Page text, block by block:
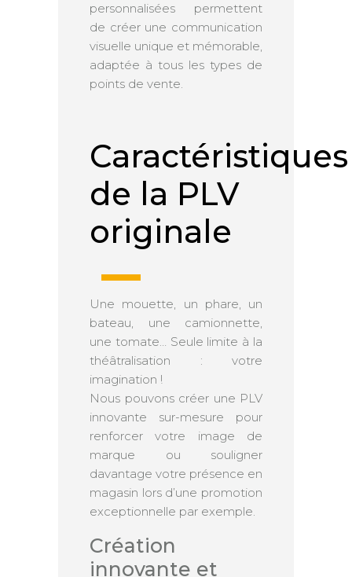
personnalisées permettent
de créer une communication
visuelle unique et mémorable,
adaptée à tous les types de
points de vente.
Caractéristiques
de la PLV
originale
Une mouette, un phare, un
bateau, une camionnette,
une tomate… Seule limite à la
théâtralisation : votre
imagination !
Nous pouvons créer une PLV
innovante sur-mesure pour
renforcer votre image de
marque ou souligner
davantage votre présence en
magasin lors d’une promotion
exceptionnelle par exemple.
Création
innovante et